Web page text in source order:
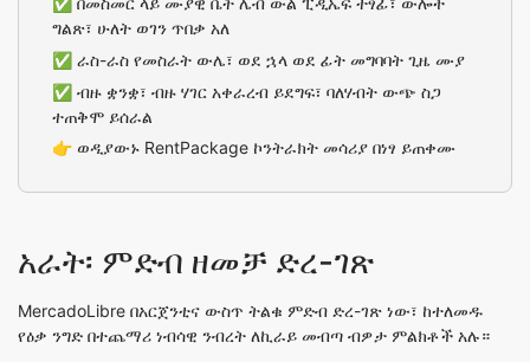
ግልጽ፣ ሁለት ወገን ጥበቃ አለ
✅ ራስ-ራስ የመስራት ውሌ፣ ወደ ኋላ ወደ ፊት መግባባት ጊዜ ሙያ
✅ ብዙ ቋንቋ፣ ብዙ ሃገር አቀራረብ ይደግፍ፣ ባለሃብት ውጭ ስጋ
ተጠቅሞ ይሰራል
👉 ወዲያውኑ RentPackage ኮንትራክት መሳሪያ በነፃ ይጠቀሙ
አራት፡ ምድብ ዘመቻ ድረ-ገጽ
MercadoLibre በአርጀንቲና ውስጥ ትልቁ ምድብ ድረ-ገጽ ነው፣ ከተለመዱ
የዕቃ ንግድ በተጨማሪ ነብሳዊ ንብረት ለኪራይ መብጣ ብዎታ ምልክቶች አሉ።